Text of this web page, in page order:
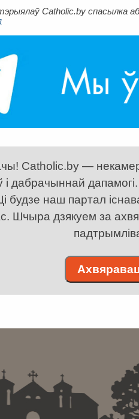
Catholic.by спасылка
Catholic.by —
і дабрачыннай
будзе наш партал
Шчыра дзякуем за